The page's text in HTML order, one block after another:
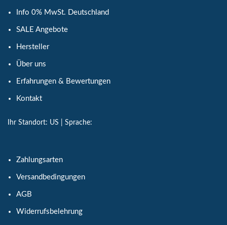
Info 0% MwSt. Deutschland
SALE Angebote
Hersteller
Über uns
Erfahrungen & Bewertungen
Kontakt
Ihr Standort: US | Sprache:
Zahlungsarten
Versandbedingungen
AGB
Widerrufsbelehrung